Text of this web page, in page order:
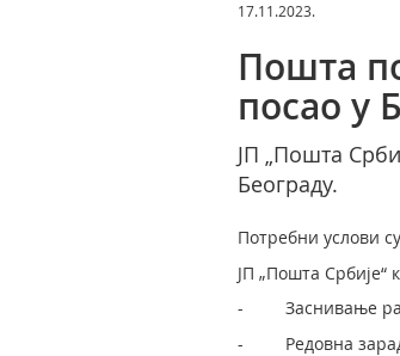
17.11.2023.
Пошта
посао у
ЈП „Пошта
Београду.
Потребни услови
ЈП „Пошта Србије“
- Заснивање
- Редовна зарада